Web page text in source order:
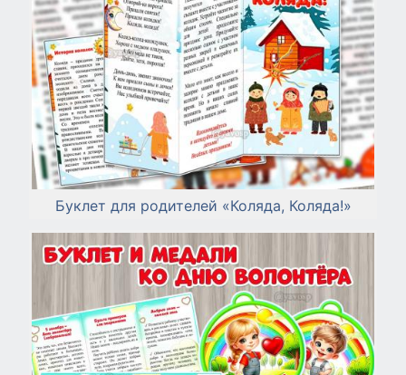
Буклет для родителей «Коляда, Коляда!»